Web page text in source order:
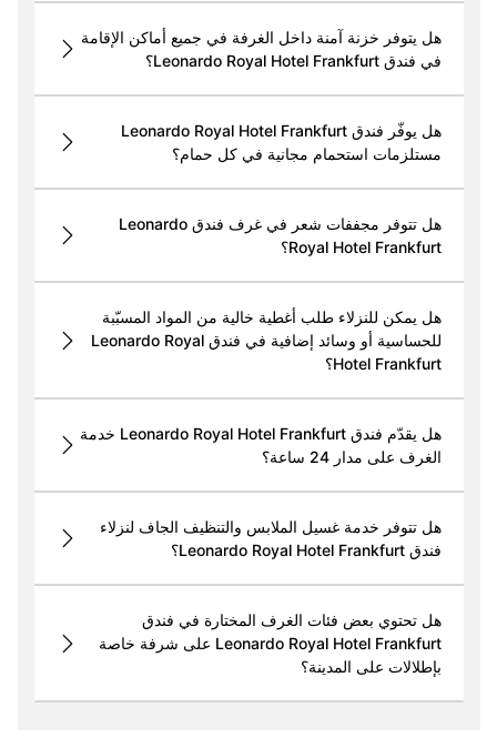
هل يتوفر خزنة آمنة داخل الغرفة في جميع أماكن الإقامة
في فندق Leonardo Royal Hotel Frankfurt؟
هل يوفّر فندق Leonardo Royal Hotel Frankfurt
مستلزمات استحمام مجانية في كل حمام؟
هل تتوفر مجففات شعر في غرف فندق Leonardo
Royal Hotel Frankfurt؟
هل يمكن للنزلاء طلب أغطية خالية من المواد المسبّبة
للحساسية أو وسائد إضافية في فندق Leonardo Royal
Hotel Frankfurt؟
هل يقدّم فندق Leonardo Royal Hotel Frankfurt خدمة
الغرف على مدار 24 ساعة؟
هل تتوفر خدمة غسيل الملابس والتنظيف الجاف لنزلاء
فندق Leonardo Royal Hotel Frankfurt؟
هل تحتوي بعض فئات الغرف المختارة في فندق
Leonardo Royal Hotel Frankfurt على شرفة خاصة
بإطلالات على المدينة؟